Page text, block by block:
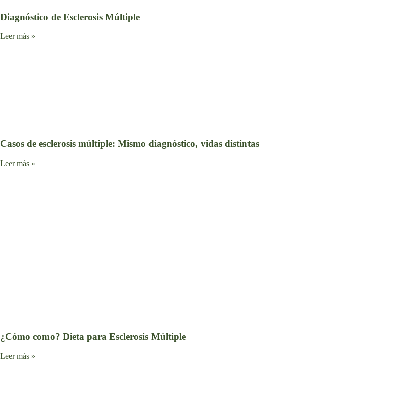
Diagnóstico de Esclerosis Múltiple
Leer más »
Casos de esclerosis múltiple: Mismo diagnóstico, vidas distintas
Leer más »
¿Cómo como? Dieta para Esclerosis Múltiple
Leer más »